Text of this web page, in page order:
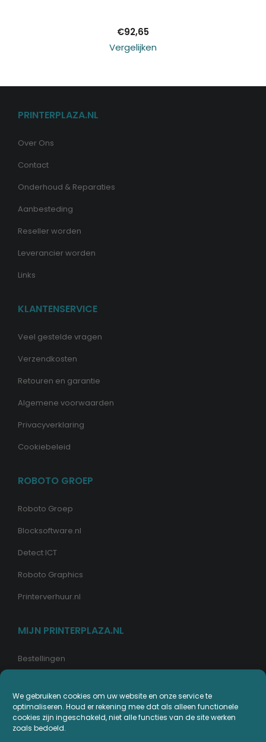
We gebruiken cookies om uw website en onze service te
optimaliseren. Houd er rekening mee dat als alleen functionele
cookies zijn ingeschakeld, niet alle functies van de site werken
zoals bedoeld.
€92,65
Vergelijken
PRINTERPLAZA.NL
Over Ons
Contact
Onderhoud & Reparaties
Aanbesteding
Reseller worden
Leverancier worden
Links
KLANTENSERVICE
Veel gestelde vragen
Verzendkosten
Retouren en garantie
Algemene voorwaarden
Privacyverklaring
Cookiebeleid
ROBOTO GROEP
Roboto Groep
Blocksoftware.nl
Detect ICT
Roboto Graphics
Printerverhuur.nl
MIJN PRINTERPLAZA.NL
Bestellingen
Retouren
Wachtwoord vergeten